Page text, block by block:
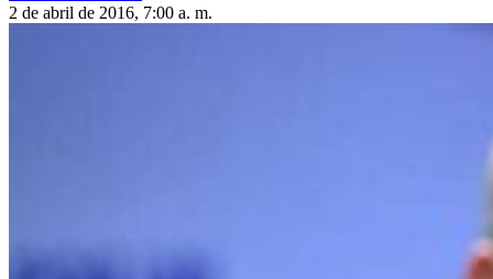
2 de abril de 2016, 7:00 a. m.